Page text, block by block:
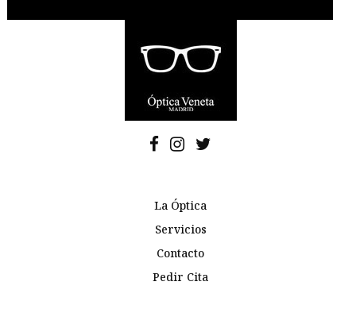
La Óptica
Servicios
Contacto
Pedir Cita